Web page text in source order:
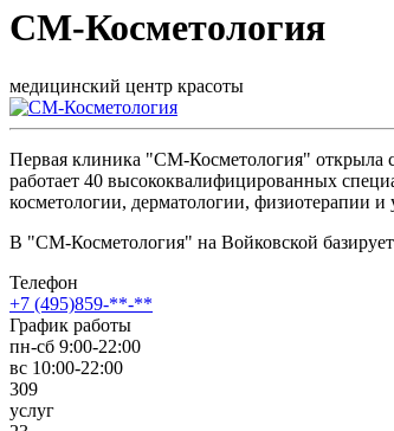
СМ-Косметология
медицинский центр красоты
Первая клиника "СМ-Косметология" открыла
работает 40 высококвалифицированных
косметологии, дерматологии, физиотерапии и
В "СМ-Косметология" на Войковской
Телефон
+7 (495)859-**-**
График работы
пн-сб 9:00-22:00
вс 10:00-22:00
309
услуг